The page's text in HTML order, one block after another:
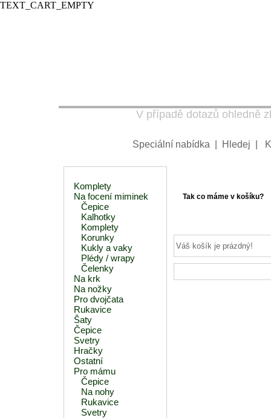
TEXT_CART_EMPTY
V případě dotazů ohledně
Speciální nabídka Hledej
Komplety
Na focení miminek
Čepice
Kalhotky
Komplety
Korunky
Kukly a vaky
Plédy / wrapy
Čelenky
Na krk
Na nožky
Pro dvojčata
Rukavice
Šaty
Čepice
Svetry
Hračky
Ostatní
Pro mámu
Čepice
Na nohy
Rukavice
Svetry
Tak co máme v košíku?
Váš košík je prázdný!